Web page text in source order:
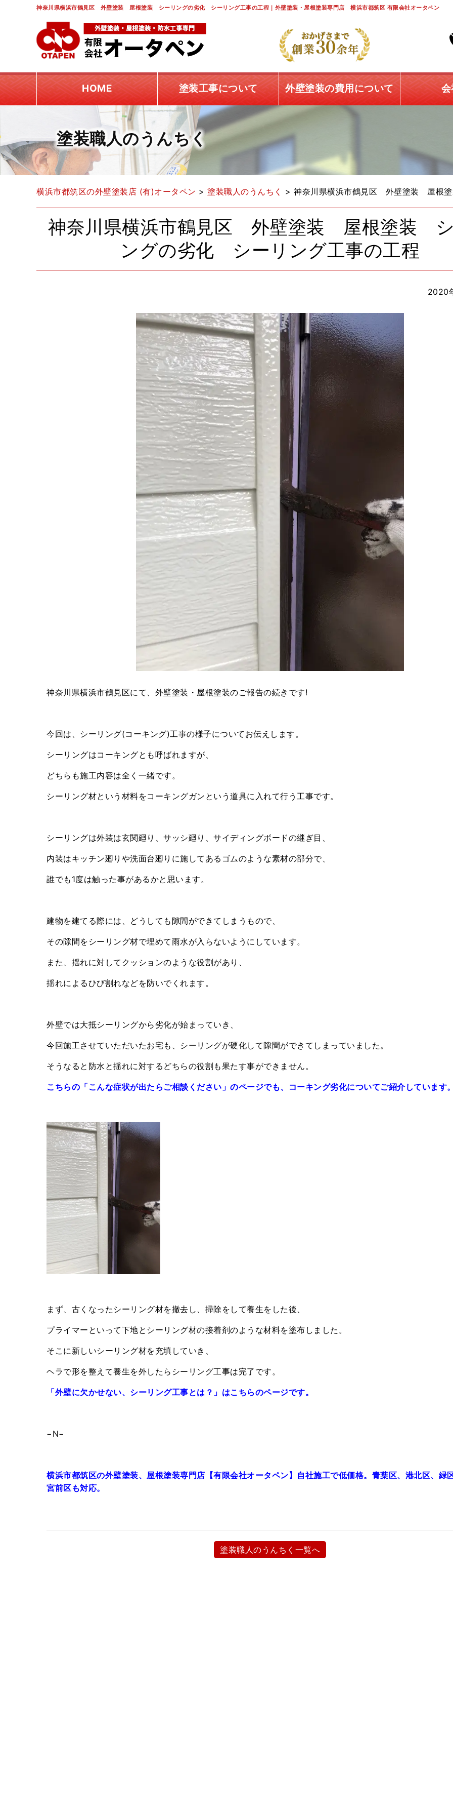
神奈川県横浜市鶴見区 外壁塗装 屋根塗装 シーリングの劣化 シーリング工事の工程｜外壁塗装・屋根塗装専門店 横浜市都筑区 有限会社オータペン
HOME 塗装工事について 外壁塗装の費用について
塗装職人のうんちく
横浜市都筑区の外壁塗装店 (有)オータペン > 塗装職人のうんちく > 神奈川県横浜市鶴見区 外壁塗装 屋根
神奈川県横浜市鶴見区 外壁塗装 屋根塗装
ングの劣化 シーリング工事の工程
2020
神奈川県横浜市鶴見区にて、外壁塗装・屋根塗装のご報告の続きです!
今回は、シーリング(コーキング)工事の様子についてお伝えします。
シーリングはコーキングとも呼ばれますが、
どちらも施工内容は全く一緒です。
シーリング材という材料をコーキングガンという道具に入れて行う工事です。
シーリングは外装は玄関廻り、サッシ廻り、サイディングボードの継ぎ目、
内装はキッチン廻りや洗面台廻りに施してあるゴムのような素材の部分で、
誰でも1度は触った事があるかと思います。
建物を建てる際には、どうしても隙間ができてしまうもので、
その隙間をシーリング材で埋めて雨水が入らないようにしています。
また、揺れに対してクッションのような役割があり、
揺れによるひび割れなどを防いでくれます。
外壁では大抵シーリングから劣化が始まっていき、
今回施工させていただいたお宅も、シーリングが硬化して隙間ができてしまっていました。
そうなると防水と揺れに対するどちらの役割も果たす事ができません。
こちらの「こんな症状が出たらご相談ください」のページでも、コーキング劣化についてご紹介しています
まず、古くなったシーリング材を撤去し、掃除をして養生をした後、
プライマーといって下地とシーリング材の接着剤のような材料を塗布しました。
そこに新しいシーリング材を充填していき、
ヘラで形を整えて養生を外したらシーリング工事は完了です。
「外壁に欠かせない、シーリング工事とは？」はこちらのページです。
−N−
横浜市都筑区の外壁塗装、屋根塗装専門店【有限会社オータペン】自社施工で低価格。青葉区、港北区、緑
宮前区も対応。
塗装職人のうんちく一覧へ